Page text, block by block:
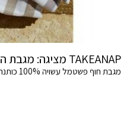
TAKEANAP מציגה: מגבת החוף שלא סוחבת חול
מגבת חוף פשטמל עשויה 100% כותנה, באריגה דקה, רכה ואוורירית.